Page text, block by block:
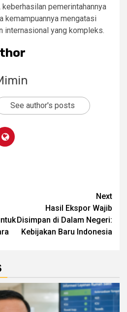
keberhasilan pemerintahannya
kemampuannya mengatasi
internasional yang kompleks.
See author's posts
Next
Hasil Ekspor Wajib
Disimpan di Dalam Negeri:
Kebijakan Baru Indonesia